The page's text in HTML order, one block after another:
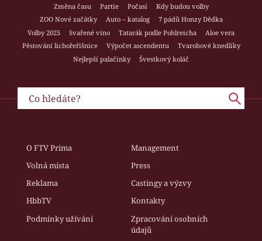
Změna času
Partie Počasí
Kdy budou volby
ZOO Nové začátky
Auto – katalog
7 pádů Honzy Dědka
Volby 2025
Svařené víno Tatarák podle Pohlreicha
Aloe vera
Pěstování lichořeřišnice
Výpočet ascendentu
Tvarohové knedlíky
Nejlepší palačinky
Švestkový koláč
O FTV Prima
Management
Volná místa
Press
Reklama
Castingy a výzvy
HbbTV
Kontakty
Podmínky užívání
Zpracování osobních
údajů